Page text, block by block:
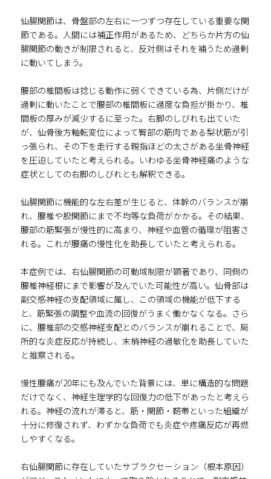
仙腸関節は、骨盤部の左右に一つずつ存在している重要な関
節である。人間には補正作用があるため、どちらか片方の仙
腸関節の動きが制限されると、反対側はそれを補うため過剰
に動いてしまう。
腰部の椎間板は捻じる動作に弱くできている為、片側だけが
過剰に動いたことで腰部の椎間板に過度な負担が掛かり、椎
間板の厚みが減少するに至った。右脚のしびれも出ていた
が、仙骨後方軸転変位によって臀部の筋肉である梨状筋が引
っ張られ、その下を走行する親指ほどの太さがある坐骨神経
を圧迫していたと考えられる。いわゆる坐骨神経痛のような
症状としての右脚のしびれとも解釈できる。
仙腸関節に機能的な左右差が生じると、体幹のバランスが崩
れ、腰椎や股関節にまで不均等な負荷がかかる。その結果、
腰部の筋緊張が慢性的に高まり、神経や血管の循環が阻害さ
れる。これが腰痛の慢性化を助長していたと考えられる。
本症例では、右仙腸関節の可動域制限が顕著であり、同側の
腰椎神経根にまで影響が及んでいた可能性が高い。仙骨部は
副交感神経の支配領域に属し、この領域の機能が低下する
と、筋緊張の調整や血流の回復がうまく働かなくなる。さら
に、腰椎部の交感神経支配とのバランスが崩れることで、局
所的な炎症反応が持続し、末梢神経の過敏化を助長していた
と推察される。
慢性腰痛が20年にも及んでいた背景には、単に構造的な問題
だけでなく、神経生理学的な回復力の低下があったと考えら
れる。神経の流れが滞ると、筋・関節・靭帯といった組織が
十分に修復されず、わずかな負荷でも炎症や疼痛反応が再燃
しやすくなる。
右仙腸関節に存在していたサブラクセーション（根本原因）